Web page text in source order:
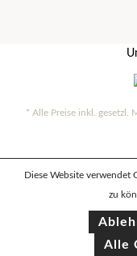
* Alle Preise inkl. gesetzl.
Diese Website verwendet
zu
Alle